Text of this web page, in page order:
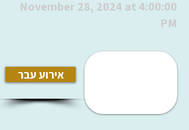
November 28, 2024 at 4:00:00
PM
אירוע עבר